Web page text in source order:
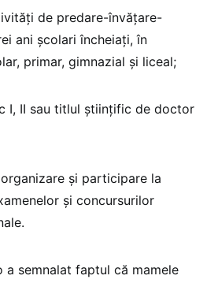
de predare-învățare-
ani școlari încheiați, în
primar, gimnazial și liceal;
I, II sau titlul științific de doctor
și participare la
și concursurilor
a semnalat faptul că mamele